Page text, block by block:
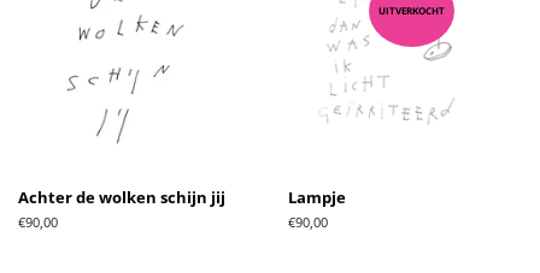
Achter de wolken schijn jij
Normale
€90,00
UITVERKOCHT
Lampje
Normale
€90,00